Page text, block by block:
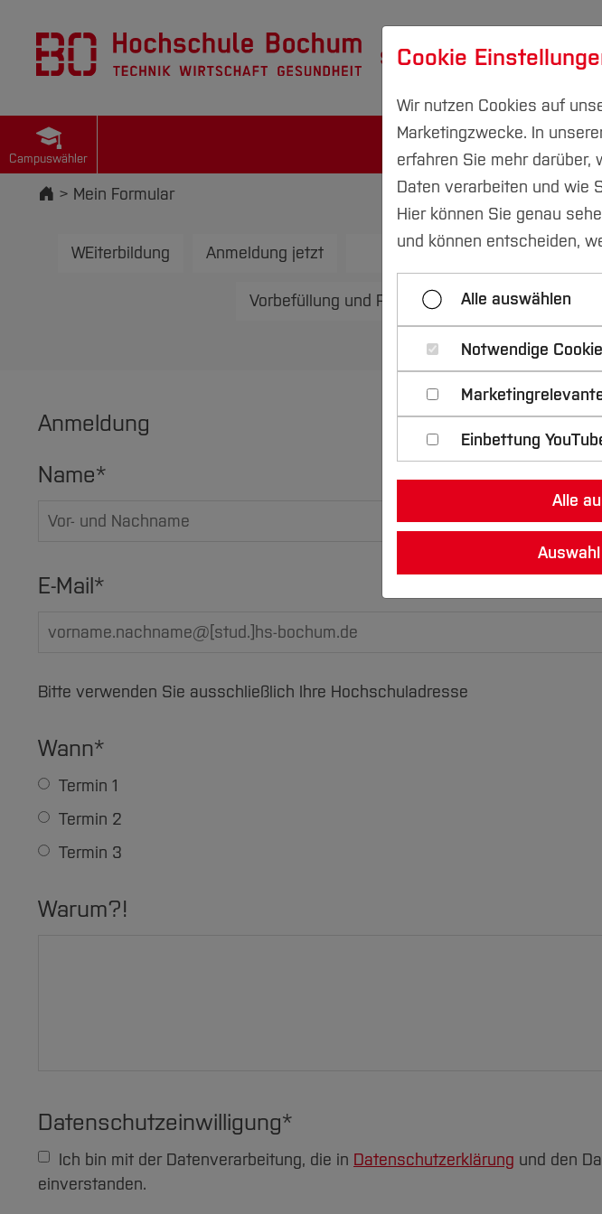
Studium Forschung &
Campuswähler
Startseite
Mein Formular
WEiterbildung Anmeldung jetzt test
Vorbefüllung und Platzhalter Logindaten
Anmeldung
Name*
E-Mail*
Bitte verwenden Sie ausschließlich Ihre Hochschuladresse
Wann*
Termin 1
Termin 2
Termin 3
Warum?!
Datenschutzeinwilligung*
Ich bin mit der Datenverarbeitung, die in Datenschutzerklärung und den
einverstanden.
Cookie
Wir nutzen Cookies auf
Marketingzwecke. In
erfahren Sie mehr darüber,
Daten verarbeiten und wie
Hier können Sie genau
und können entscheiden,
Alle auswählen
Notwendige
Einbettung
Alle